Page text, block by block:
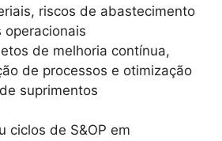
riscos de abastecimento
operacionais
de melhoria contínua,
de processos e otimização
suprimentos
ciclos de S&OP em